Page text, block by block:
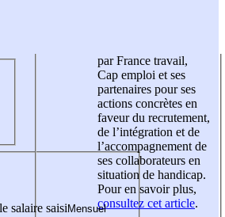
salaire saisi
par France travail,
Cap emploi et ses
partenaires pour ses
actions concrètes en
faveur du recrutement,
de l’intégration et de
l’accompagnement de
ses collaborateurs en
situation de handicap.
Pour en savoir plus,
consultez cet article.